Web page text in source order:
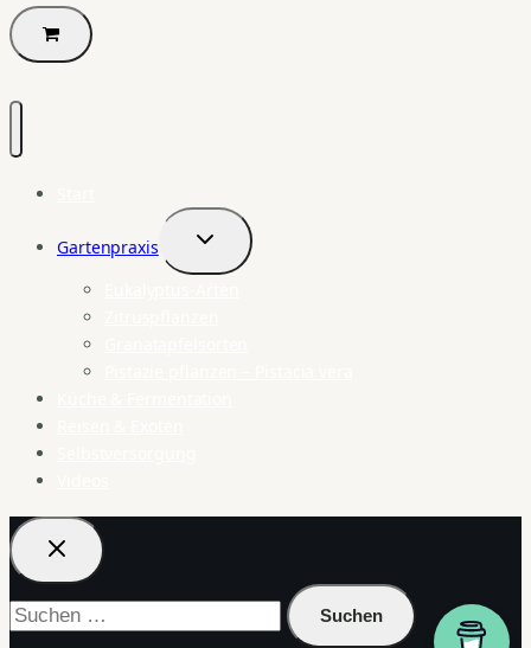
Gartenpraxis
Untermenü
umschalten
Suchen
nach: